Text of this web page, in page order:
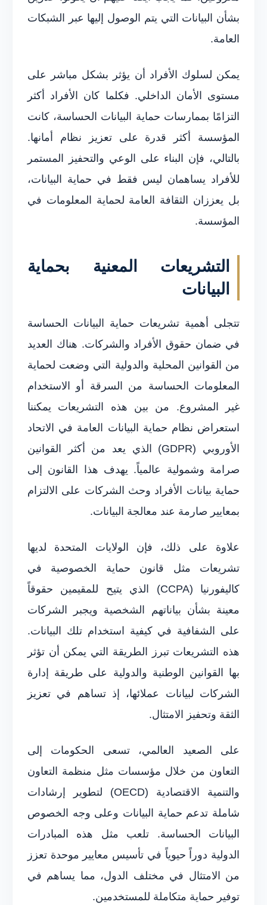
بشأن البيانات التي يتم الوصول إليها عبر الشبكات
العامة.
يمكن لسلوك الأفراد أن يؤثر بشكل مباشر على
مستوى الأمان الداخلي. فكلما كان الأفراد أكثر
التزامًا بممارسات حماية البيانات الحساسة، كانت
المؤسسة أكثر قدرة على تعزيز نظام أمانها.
بالتالي، فإن البناء على الوعي والتحفيز المستمر
للأفراد يساهمان ليس فقط في حماية البيانات،
بل يعززان الثقافة العامة لحماية المعلومات في
المؤسسة.
التشريعات المعنية بحماية
البيانات
تتجلى أهمية تشريعات حماية البيانات الحساسة
في ضمان حقوق الأفراد والشركات. هناك العديد
من القوانين المحلية والدولية التي وضعت لحماية
المعلومات الحساسة من السرقة أو الاستخدام
غير المشروع. من بين هذه التشريعات يمكننا
استعراض نظام حماية البيانات العامة في الاتحاد
الأوروبي (GDPR) الذي يعد من أكثر القوانين
صرامة وشمولية عالمياً. يهدف هذا القانون إلى
حماية بيانات الأفراد وحث الشركات على الالتزام
بمعايير صارمة عند معالجة البيانات.
علاوة على ذلك، فإن الولايات المتحدة لديها
تشريعات مثل قانون حماية الخصوصية في
كاليفورنيا (CCPA) الذي يتيح للمقيمين حقوقاً
معينة بشأن بياناتهم الشخصية ويجبر الشركات
على الشفافية في كيفية استخدام تلك البيانات.
هذه التشريعات تبرز الطريقة التي يمكن أن تؤثر
بها القوانين الوطنية والدولية على طريقة إدارة
الشركات لبيانات عملائها، إذ تساهم في تعزيز
الثقة وتحفيز الامتثال.
على الصعيد العالمي، تسعى الحكومات إلى
التعاون من خلال مؤسسات مثل منظمة التعاون
والتنمية الاقتصادية (OECD) لتطوير إرشادات
شاملة تدعم حماية البيانات وعلى وجه الخصوص
البيانات الحساسة. تلعب مثل هذه المبادرات
الدولية دوراً حيوياً في تأسيس معايير موحدة تعزز
من الامتثال في مختلف الدول، مما يساهم في
توفير حماية متكاملة للمستخدمين.